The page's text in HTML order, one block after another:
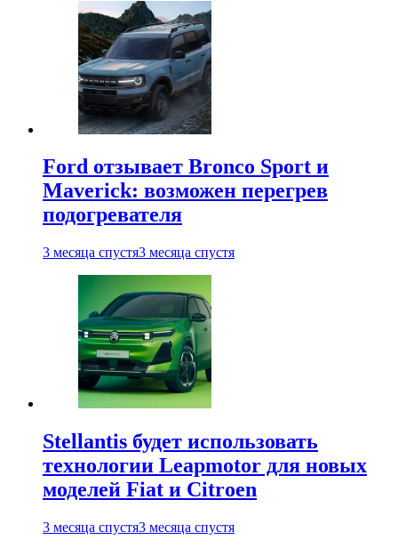
Ford отзывает Bronco Sport и
Maverick: возможен перегрев
подогревателя
3 месяца спустя3 месяца спустя
Stellantis будет использовать
технологии Leapmotor для новых
моделей Fiat и Citroen
3 месяца спустя3 месяца спустя